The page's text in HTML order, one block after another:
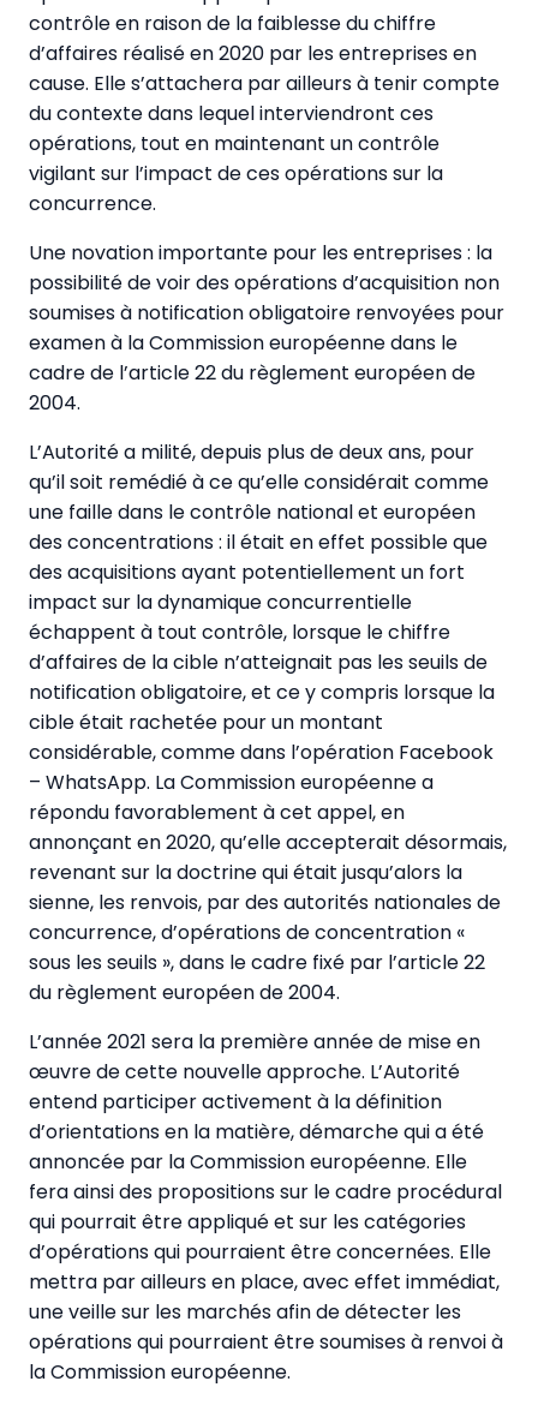
contrôle en raison de la faiblesse du chiffre
d’affaires réalisé en 2020 par les entreprises en
cause. Elle s’attachera par ailleurs à tenir compte
du contexte dans lequel interviendront ces
opérations, tout en maintenant un contrôle
vigilant sur l’impact de ces opérations sur la
concurrence.
Une novation importante pour les entreprises : la
possibilité de voir des opérations d’acquisition non
soumises à notification obligatoire renvoyées pour
examen à la Commission européenne dans le
cadre de l’article 22 du règlement européen de
2004.
L’Autorité a milité, depuis plus de deux ans, pour
qu’il soit remédié à ce qu’elle considérait comme
une faille dans le contrôle national et européen
des concentrations : il était en effet possible que
des acquisitions ayant potentiellement un fort
impact sur la dynamique concurrentielle
échappent à tout contrôle, lorsque le chiffre
d’affaires de la cible n’atteignait pas les seuils de
notification obligatoire, et ce y compris lorsque la
cible était rachetée pour un montant
considérable, comme dans l’opération Facebook
– WhatsApp. La Commission européenne a
répondu favorablement à cet appel, en
annonçant en 2020, qu’elle accepterait désormais,
revenant sur la doctrine qui était jusqu’alors la
sienne, les renvois, par des autorités nationales de
concurrence, d’opérations de concentration «
sous les seuils », dans le cadre fixé par l’article 22
du règlement européen de 2004.
L’année 2021 sera la première année de mise en
œuvre de cette nouvelle approche. L’Autorité
entend participer activement à la définition
d’orientations en la matière, démarche qui a été
annoncée par la Commission européenne. Elle
fera ainsi des propositions sur le cadre procédural
qui pourrait être appliqué et sur les catégories
d’opérations qui pourraient être concernées. Elle
mettra par ailleurs en place, avec effet immédiat,
une veille sur les marchés afin de détecter les
opérations qui pourraient être soumises à renvoi à
la Commission européenne.